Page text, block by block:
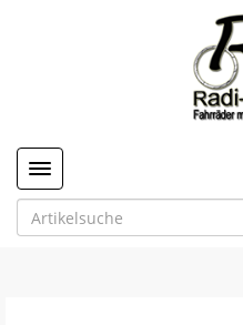
Toggle navigation